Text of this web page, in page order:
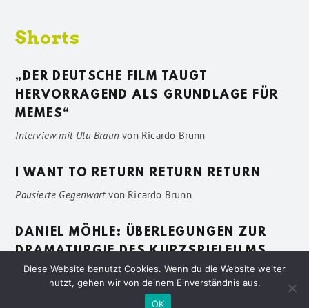
Shorts
„DER DEUTSCHE FILM TAUGT
HERVORRAGEND ALS GRUNDLAGE FÜR
MEMES“
Interview mit Ulu Braun von Ricardo Brunn
I WANT TO RETURN RETURN RETURN
Pausierte Gegenwartvon Ricardo Brunn
DANIEL MÖHLE: ÜBERLEGUNGEN ZUR
DRAMATURGIE DES KURZSPIELFILMS
Vage BeschreibungenvonSven Pötting
Diese Website benutzt Cookies. Wenn du die Website weiter
nutzt, gehen wir von deinem Einverständnis aus.
OK